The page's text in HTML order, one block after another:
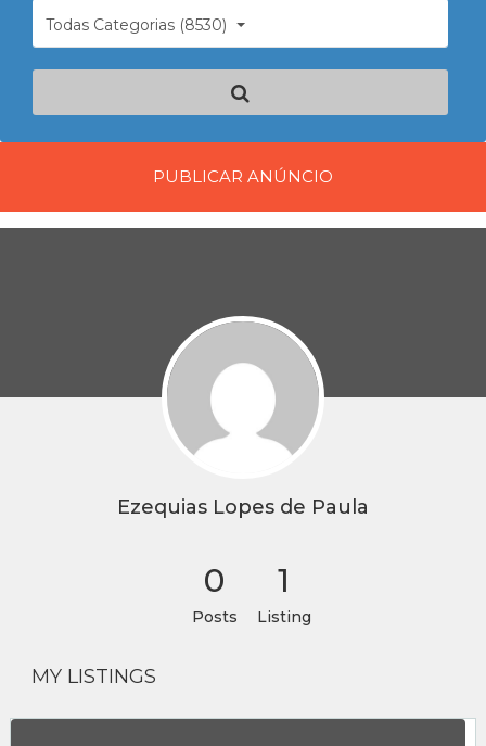
Todas Categorias (8530)
PUBLICAR ANÚNCIO
Ezequias Lopes de Paula
0
Posts
1
Listing
MY LISTINGS